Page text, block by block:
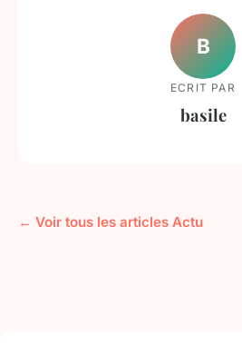
B
ECRIT PAR
basile
← Voir tous les articles Actu